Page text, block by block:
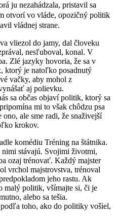
ju nezahádzala, pristavil sa
otvorí vo vláde, opozičný politik
vládnej strane.
vliezol do jamy, dal človeku
nesľuboval, konal. V
Zlé jazyky hovoria, že sa v
ktorý je natoľko posadnutý
vačky, aby mohol z
aj polievku.
sa občas objaví politik, ktorý sa
mi to však chôdzu psa
ale sme radi, že snaživejší
krokov.
komédiu Tréning na štátnika.
nimi stávajú. Svojimi životmi,
ozaj trénovať. Každý majster
vrchol majstrovstva, trénoval
jeho rastu. Ak
malý politik, všímajte si, či je
alebo sa tešia.
toho, ako do politiky vošiel,